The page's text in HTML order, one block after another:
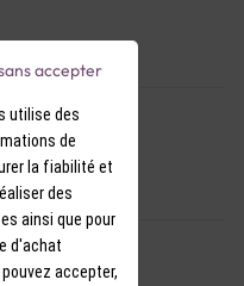
utilise des
de
la fiabilité et
des
ainsi que pour
d'achat
accepter,
accepter